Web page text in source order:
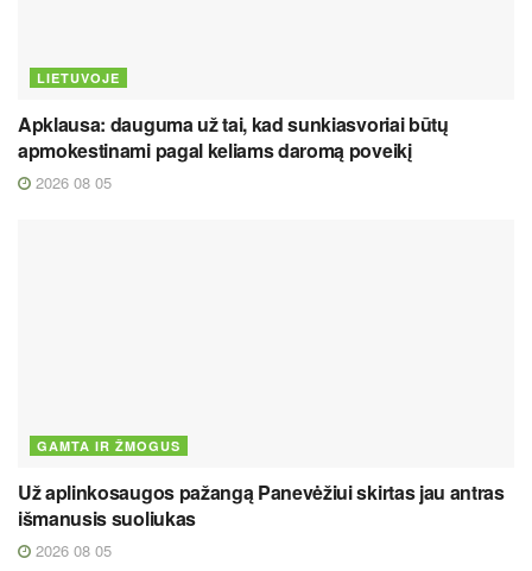
LIETUVOJE
Apklausa: dauguma už tai, kad sunkiasvoriai būtų
apmokestinami pagal keliams daromą poveikį
2026 08 05
GAMTA IR ŽMOGUS
Už aplinkosaugos pažangą Panevėžiui skirtas jau antras
išmanusis suoliukas
2026 08 05